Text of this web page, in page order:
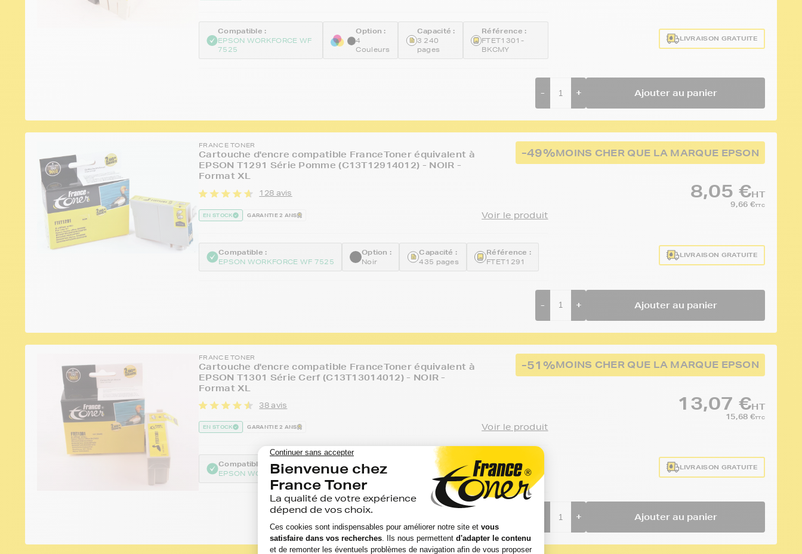
Compatible :
EPSON WORKFORCE WF
7525
Option :
4
Couleurs
Capacité :
3 240
pages
Référence :
FTET1301-
BKCMY
LIVRAISON GRATUITE
- + Ajouter au panier
-49%MOINS CHER QUE LA MARQUE EPSON
FRANCE TONER
Cartouche d'encre compatible FranceToner équivalent à
EPSON T1291 Série Pomme (C13T12914012) - NOIR -
Format XL
128 avis
EN STOCK GARANTIE 2 ANS Voir le produit
Compatible :
EPSON WORKFORCE WF 7525
Option :
Noir
Capacité :
435 pages
Référence :
FTET1291
8,05 €HT
9,66 €TTC
LIVRAISON GRATUITE
- + Ajouter au panier
-51%MOINS CHER QUE LA MARQUE EPSON
FRANCE TONER
Cartouche d'encre compatible FranceToner équivalent à
EPSON T1301 Série Cerf (C13T13014012) - NOIR -
Format XL
38 avis
EN STOCK GARANTIE 2 ANS Voir le produit
Compatible :
EPSON WORKFORCE WF 7525
Option :
Noir
Capacité :
945 pages
Référence :
FTET1301
13,07 €HT
15,68 €TTC
LIVRAISON GRATUITE
+ Ajouter au panier